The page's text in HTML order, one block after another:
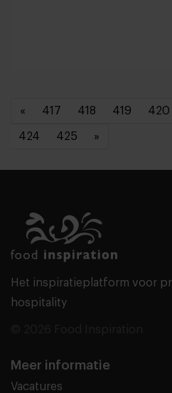
« 417 418 419 420
424 425 »
Het inspiratieplatform voor
hospitality
Meer informatie
Vacatures